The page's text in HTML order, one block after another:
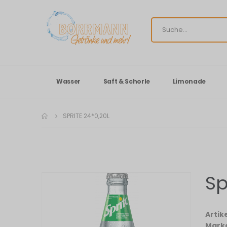
Wasser Saft & Schorle Limonade
SPRITE 24*0,20L